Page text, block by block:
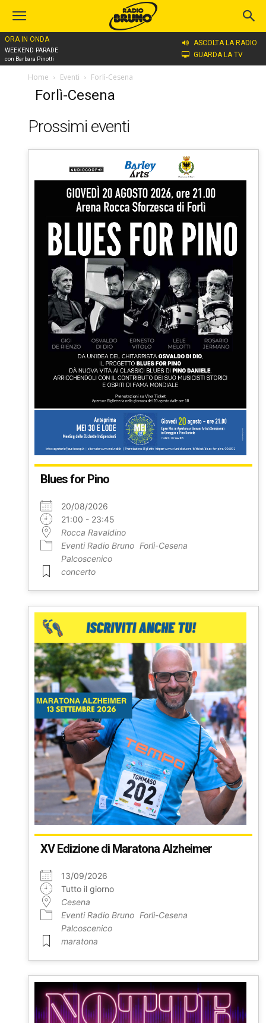
ORA IN ONDA
WEEKEND PARADE
con Barbara Pinotti
ASCOLTA LA RADIO
GUARDA LA TV
Home Eventi Forlì-Cesena
Forlì-Cesena
Prossimi eventi
Blues for Pino
20/08/2026
21:00 - 23:45
Rocca Ravaldino
Eventi Radio Bruno Forlì-Cesena
Palcoscenico
concerto
XV Edizione di Maratona Alzheimer
13/09/2026
Tutto il giorno
Cesena
Eventi Radio Bruno Forlì-Cesena
Palcoscenico
maratona